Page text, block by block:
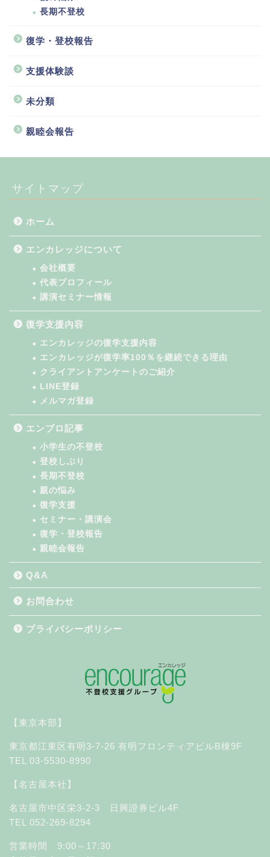
長期不登校
復学・登校報告
支援体験談
未分類
親睦会報告
サイトマップ
ホーム
エンカレッジについて
会社概要
代表プロフィール
講演セミナー情報
復学支援内容
エンカレッジの復学支援内容
エンカレッジが復学率100％を継続できる理由
クライアントアンケートのご紹介
LINE登録
メルマガ登録
エンブロ記事
小学生の不登校
登校しぶり
長期不登校
親の悩み
復学支援
セミナー・講演会
復学・登校報告
親睦会報告
Q&A
お問合わせ
プライバシーポリシー
【東京本部】
東京都江東区有明3-7-26 有明フロンティアビルB棟9F
TEL 03-5530-8990
【名古屋本社】
名古屋市中区栄3-2-3 日興證券ビル4F
TEL 052-269-8294
営業時間 9:00～17:30